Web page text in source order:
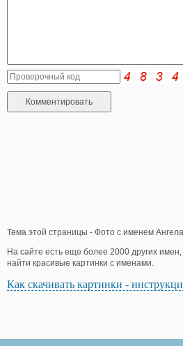
Тема этой страницы - Фото с именем Ангела.
На сайте есть еще более 2000 других
найти красивые картинки с именами.
Как скачивать картинки -